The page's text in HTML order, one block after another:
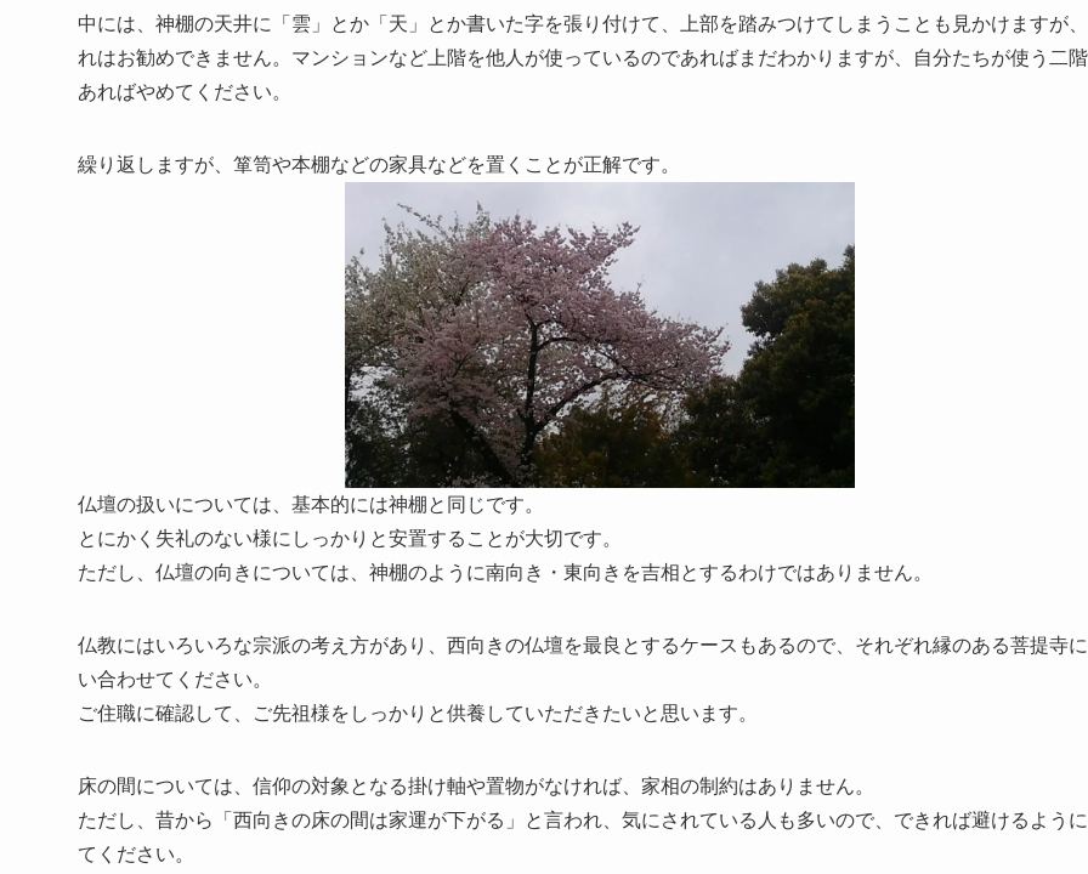
中には、神棚の天井に「雲」とか「天」とか書いた字を張り付けて、上部を踏みつけてしまうことも見かけますが、
れはお勧めできません。マンションなど上階を他人が使っているのであればまだわかりますが、自分たちが使う二
あればやめてください。
繰り返しますが、箪笥や本棚などの家具などを置くことが正解です。
仏壇の扱いについては、基本的には神棚と同じです。
とにかく失礼のない様にしっかりと安置することが大切です。
ただし、仏壇の向きについては、神棚のように南向き・東向きを吉相とするわけではありません。
仏教にはいろいろな宗派の考え方があり、西向きの仏壇を最良とするケースもあるので、それぞれ縁のある菩提寺
い合わせてください。
ご住職に確認して、ご先祖様をしっかりと供養していただきたいと思います。
床の間については、信仰の対象となる掛け軸や置物がなければ、家相の制約はありません。
ただし、昔から「西向きの床の間は家運が下がる」と言われ、気にされている人も多いので、できれば避けるよう
てください。